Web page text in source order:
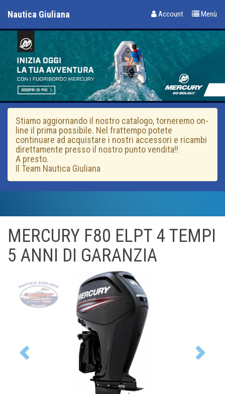
Menù
Account
Nautica Giuliana
Stiamo aggiornando il nostro catalogo, torneremo on-
line il prima possibile. Nel frattempo potete
continuare ad acquistare i nostri accessori e ricambi
direttamente presso il nostro punto vendita!!
A presto.
Il Team Nautica Giuliana
MERCURY F80 ELPT 4 TEMPI
5 ANNI DI GARANZIA